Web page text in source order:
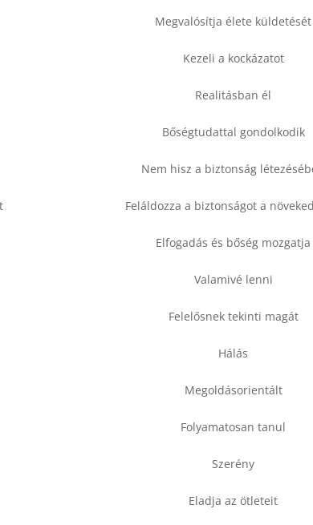
Megvalósítja élete küldetését
Kezeli a kockázatot
Realitásban él
Bőségtudattal gondolkodik
Nem hisz a biztonság
Feláldozza a biztonságot a
Elfogadás és bőség mozgatja
Valamivé lenni
Felelősnek tekinti magát
Hálás
Megoldásorientált
Folyamatosan tanul
Szerény
Eladja az ötleteit